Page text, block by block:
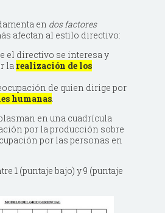
en dos factores
afectan al estilo directivo:
el directivo se interesa y
la realización de los
de quien dirige por
humanas.
en una cuadrícula
por la producción sobre
por las personas en
1 (puntaje bajo) y 9 (puntaje